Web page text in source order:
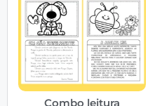
Combo leitura